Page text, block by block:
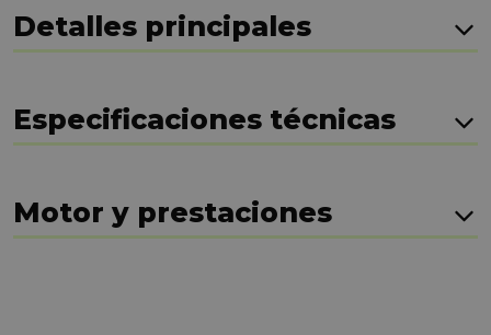
Detalles principales
Especificaciones técnicas
Motor y prestaciones